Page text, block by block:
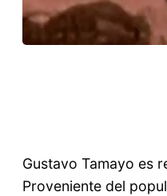
Gustavo Tamayo es
Proveniente del